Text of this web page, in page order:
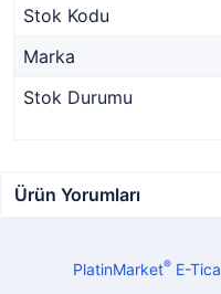
Stok Kodu
Marka
Stok Durumu
Ürün Yorumları
PlatinMarket®E-